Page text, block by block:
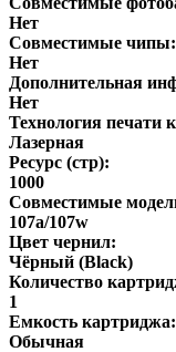
Нет
Совместимые чипы:
Нет
Дополнительная
Нет
Технология печати
Лазерная
Ресурс (стр):
1000
Совместимые
107a/107w
Цвет чернил:
Чёрный (Black)
Количество
1
Емкость картриджа:
Обычная